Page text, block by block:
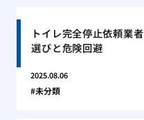
トイレ完全停止依頼業者
選びと危険回避
2025.08.06
未分類